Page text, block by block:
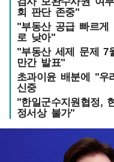
회 판단 존중"
"부동산 공급 빠르게
로 낮아"
"부동산 세제 문제 7
만간 발표"
초과이윤 배분에 "우
신중
"한일군수지원협정,
정서상 불가"